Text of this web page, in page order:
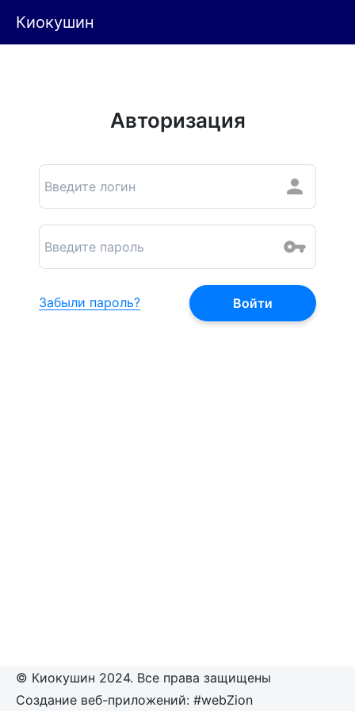
Киокушин
Авторизация
Забыли пароль?
© Киокушин 2024. Все права защищены
Создание веб-приложений: #webZion